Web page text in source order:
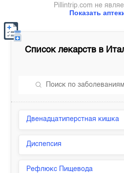
Показать
Pillintrip.com не
Список лекарств в
Двенадцатиперстная кишка
Диспепсия
Рефлюкс Пищевода